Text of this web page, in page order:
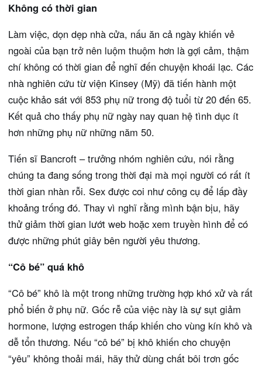
Không có thời gian
Làm việc, dọn dẹp nhà cửa, nấu ăn cả ngày khiến vẻ
ngoài của bạn trở nên luộm thuộm hơn là gợi cảm, thậm
chí không có thời gian để nghĩ đến chuyện khoái lạc. Các
nhà nghiên cứu từ viện Kinsey (Mỹ) đã tiến hành một
cuộc khảo sát với 853 phụ nữ trong độ tuổi từ 20 đến 65.
Kết quả cho thấy phụ nữ ngày nay quan hệ tình dục ít
hơn những phụ nữ những năm 50.
Tiến sĩ Bancroft – trưởng nhóm nghiên cứu, nói rằng
chúng ta đang sống trong thời đại mà mọi người có rất ít
thời gian nhàn rỗi. Sex được coi như công cụ để lấp đầy
khoảng trống đó. Thay vì nghĩ rằng mình bận bịu, hãy
thử giảm thời gian lướt web hoặc xem truyền hình để có
được những phút giây bên người yêu thương.
“Cô bé” quá khô
“Cô bé” khô là một trong những trường hợp khó xử và rất
phổ biến ở phụ nữ. Gốc rễ của việc này là sự sụt giảm
hormone, lượng estrogen thấp khiến cho vùng kín khô và
dễ tổn thương. Nếu “cô bé” bị khô khiến cho chuyện
“yêu” không thoải mái, hãy thử dùng chất bôi trơn gốc